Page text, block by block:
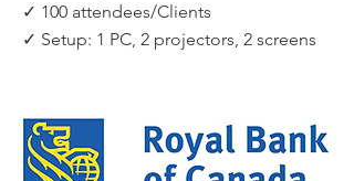
✓ 100 attendees/Clients
✓ Setup: 1 PC, 2 projectors, 2 screens